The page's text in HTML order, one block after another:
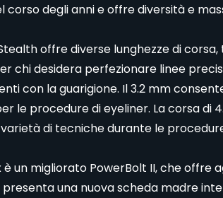
degli anni e offre diversità e
offre diverse lunghezze di corsa,
chi desidera perfezionare linee
con la guarigione. Il 3.2 mm
le procedure di eyeliner. La corsa di
di tecniche durante le
un migliorato PowerBolt II, che offre
una nuova scheda madre